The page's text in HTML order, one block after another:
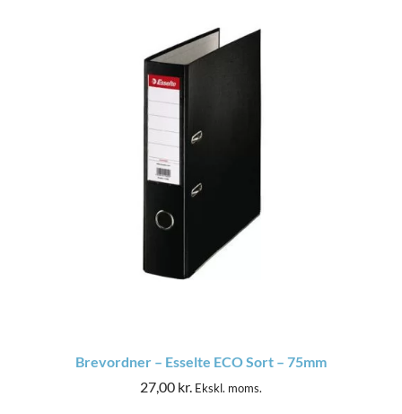
Brevordner – Esselte ECO Sort – 75mm
27,00 kr. Ekskl. moms.